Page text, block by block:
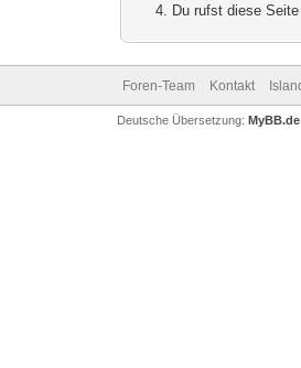
Du rufst diese
Foren-Team Kontakt
Deutsche Übersetzung: MyBB.de